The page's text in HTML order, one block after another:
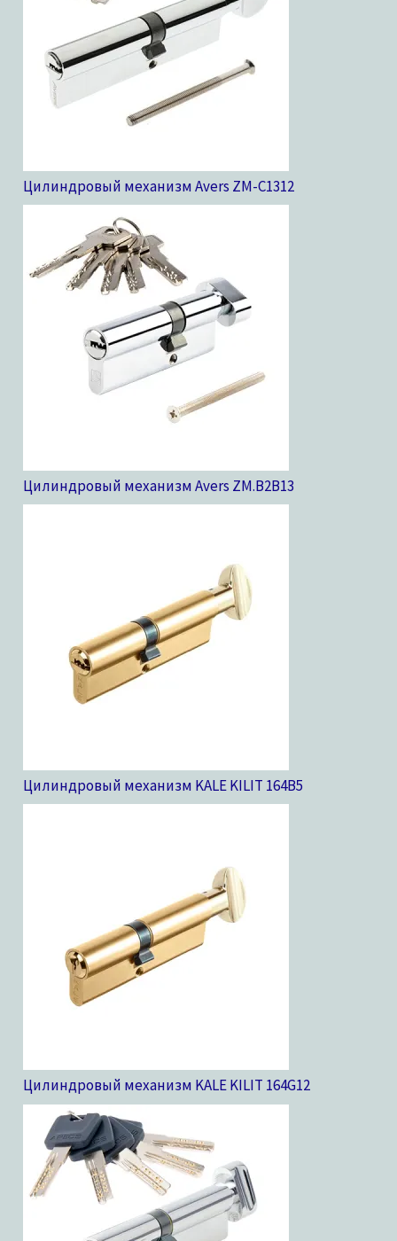
Цилиндровый механизм Avers ZM-C1312
Цилиндровый механизм Avers ZM.B2B13
Цилиндровый механизм KALE KILIT 164B5
Цилиндровый механизм KALE KILIT 164G12